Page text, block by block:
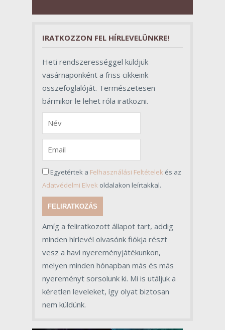
szerepet töltenek be az egész
IRATKOZZON FEL HÍRLEVELÜNKRE!
Heti rendszerességgel küldjük
vasárnaponként a friss cikkeink
összefoglalóját. Természetesen
bármikor le lehet róla iratkozni.
Egyetértek a Felhasználási Feltételek és az
Adatvédelmi Elvek oldalakon leírtakkal.
FELIRATKOZÁS
Amíg a feliratkozott állapot tart, addig
minden hírlevél olvasónk fiókja részt
vesz a havi nyereményjátékunkon,
melyen minden hónapban más és más
nyereményt sorsolunk ki. Mi is utáljuk a
kéretlen leveleket, így olyat biztosan
nem küldünk.